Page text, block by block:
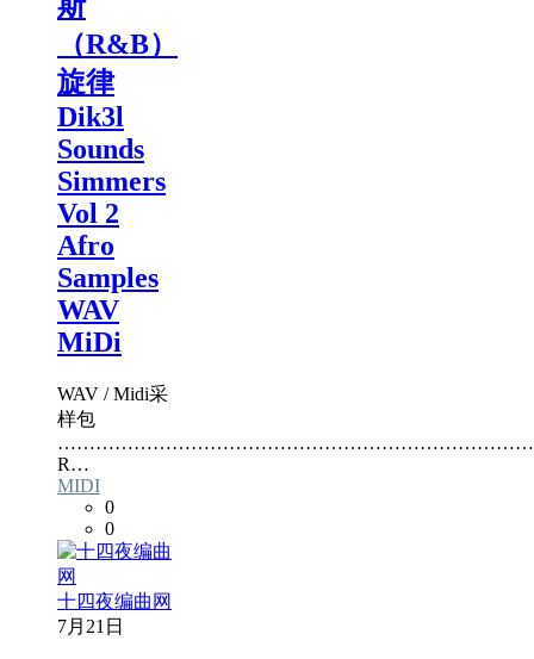
（R&B）
旋律
Dik3l
Sounds
Simmers
Vol 2
Afro
Samples
WAV
MiDi
WAV / Midi采
样包
R…
MIDI
0
0
十四夜编曲网
7月21日